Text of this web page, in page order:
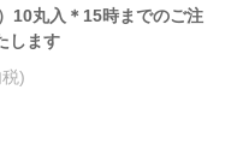
10丸入＊15時までのご注
します
)